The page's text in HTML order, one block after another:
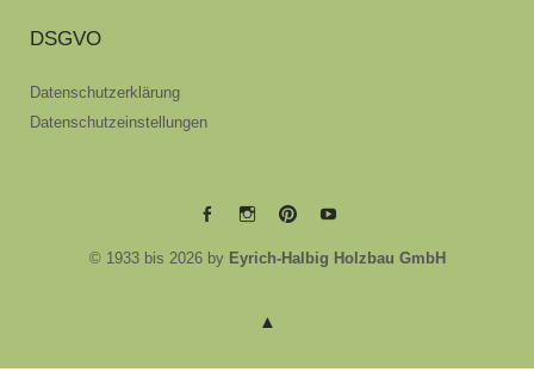
DSGVO
Datenschutzerklärung
Datenschutzeinstellungen
EYRICH-EYRICH-EYRICH-EYRICH-
© 1933 bis 2026 by Eyrich-Halbig Holzbau GmbH